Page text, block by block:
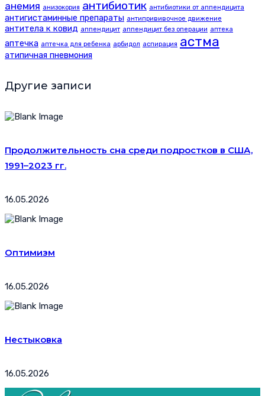
анемия анизокория антибиотик антибиотики от аппендицита
антигистаминные препараты антипрививочное движение
антитела к ковид аппендицит аппендицит без операции аптека
аптечка аптечка для ребенка арбидол аспирация астма
атипичная пневмония
Другие записи
Продолжительность сна среди подростков в США,
1991–2023 гг.
16.05.2026
Оптимизм
16.05.2026
Нестыковка
16.05.2026